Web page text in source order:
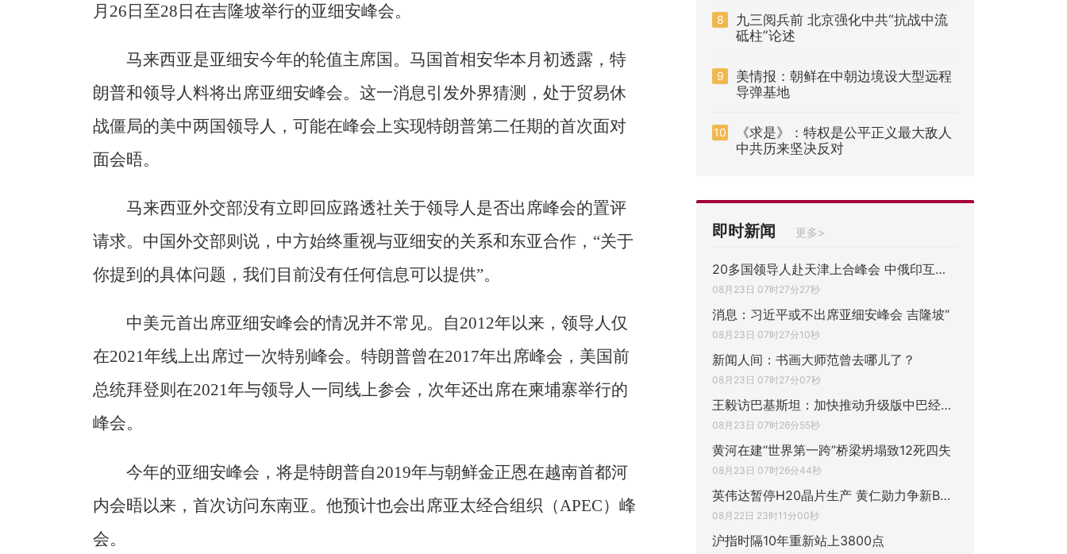
月26日至28日在吉隆坡举行的亚细安峰会。
马来西亚是亚细安今年的轮值主席国。马国首相安华本月初透露，特
朗普和领导人料将出席亚细安峰会。这一消息引发外界猜测，处于贸易休
战僵局的美中两国领导人，可能在峰会上实现特朗普第二任期的首次面对
面会晤。
马来西亚外交部没有立即回应路透社关于领导人是否出席峰会的置评
请求。中国外交部则说，中方始终重视与亚细安的关系和东亚合作，“关于
你提到的具体问题，我们目前没有任何信息可以提供”。
中美元首出席亚细安峰会的情况并不常见。自2012年以来，领导人仅
在2021年线上出席过一次特别峰会。特朗普曾在2017年出席峰会，美国前
总统拜登则在2021年与领导人一同线上参会，次年还出席在柬埔寨举行的
峰会。
今年的亚细安峰会，将是特朗普自2019年与朝鲜金正恩在越南首都河
内会晤以来，首次访问东南亚。他预计也会出席亚太经合组织（APEC）峰
会。
8
九三阅兵前 北京强化中共“抗战中流
砥柱”论述
9
美情报：朝鲜在中朝边境设大型远程
导弹基地
10
《求是》：特权是公平正义最大敌人
中共历来坚决反对
即时新闻 更多>
20多国领导人赴天津上合峰会 中俄印互动与
08月23日 07时27分27秒
消息：习近平或不出席亚细安峰会 吉隆坡“
08月23日 07时27分10秒
新闻人间：书画大师范曾去哪儿了？
08月23日 07时27分07秒
王毅访巴基斯坦：加快推动升级版中巴经济走
08月23日 07时26分55秒
黄河在建“世界第一跨”桥梁坍塌致12死四失
08月23日 07时26分44秒
英伟达暂停H20晶片生产 黄仁勋力争新B30A取
08月22日 23时11分00秒
沪指时隔10年重新站上3800点